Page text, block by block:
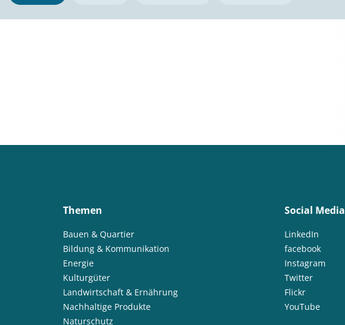
Themen
Bauen & Quartier
Bildung & Kommunikation
Energie
Kulturgüter
Landwirtschaft & Ernährung
Nachhaltige Produkte
Naturschutz
Social Media
LinkedIn
facebook
Instagram
Twitter
Flickr
YouTube